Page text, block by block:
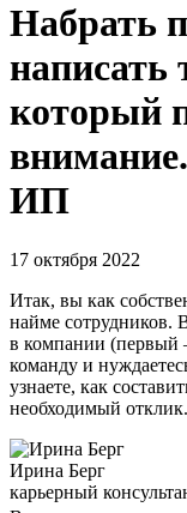
Набрать
написать
который
ИП
17 октября 2022
Итак, вы как
найме сотрудников.
в компании (первый
команду и
узнаете, как
необходимый отклик.
Ирина Берг
карьерный